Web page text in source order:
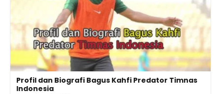
Profil dan Biografi Bagus Kahfi Predator Timnas
Indonesia